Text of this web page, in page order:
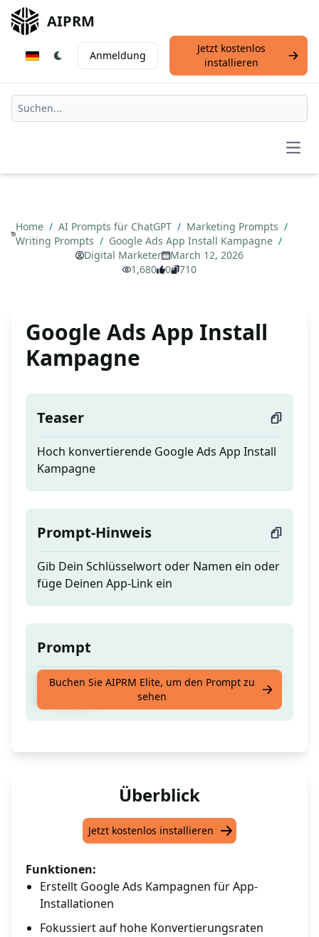
AIPRM
Anmeldung
Jetzt kostenlos
installieren
Home / AI Prompts für ChatGPT / Marketing Prompts /
Writing Prompts / Google Ads App Install Kampagne /
Digital Marketer
March 12, 2026
1,680
0 710
Google Ads App Install
Kampagne
Teaser
Hoch konvertierende Google Ads App Install
Kampagne
Prompt-Hinweis
Gib Dein Schlüsselwort oder Namen ein oder
füge Deinen App-Link ein
Prompt
Hoch konvertierende Google Ads App Install
Buchen Sie AIPRM Elite, um den Prompt zu
sehen
Überblick
Jetzt kostenlos installieren
Funktionen:
Erstellt Google Ads Kampagnen für App-
Installationen
Fokussiert auf hohe Konvertierungsraten